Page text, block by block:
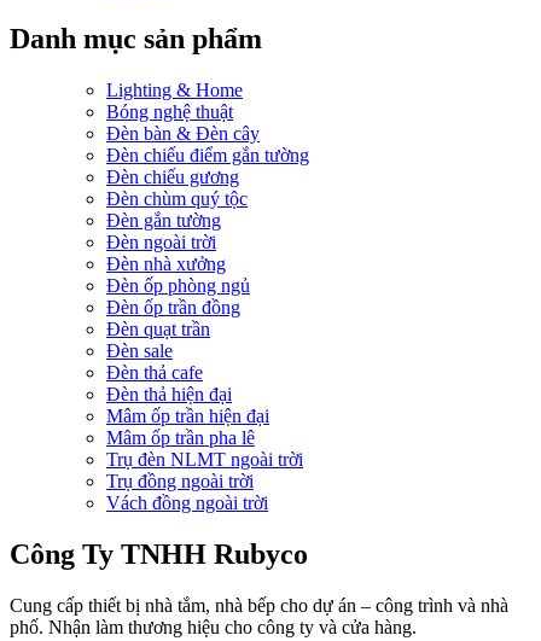
Danh mục sản phẩm
Lighting & Home
Bóng nghệ thuật
Đèn bàn & Đèn cây
Đèn chiếu điểm gắn tường
Đèn chiếu gương
Đèn chùm quý tộc
Đèn gắn tường
Đèn ngoài trời
Đèn nhà xưởng
Đèn ốp phòng ngủ
Đèn ốp trần đồng
Đèn quạt trần
Đèn sale
Đèn thả cafe
Đèn thả hiện đại
Mâm ốp trần hiện đại
Mâm ốp trần pha lê
Trụ đèn NLMT ngoài trời
Trụ đồng ngoài trời
Vách đồng ngoài trời
Công Ty TNHH Rubyco
Cung cấp thiết bị nhà tắm, nhà bếp cho dự án – công trình và nhà
phố. Nhận làm thương hiệu cho công ty và cửa hàng.